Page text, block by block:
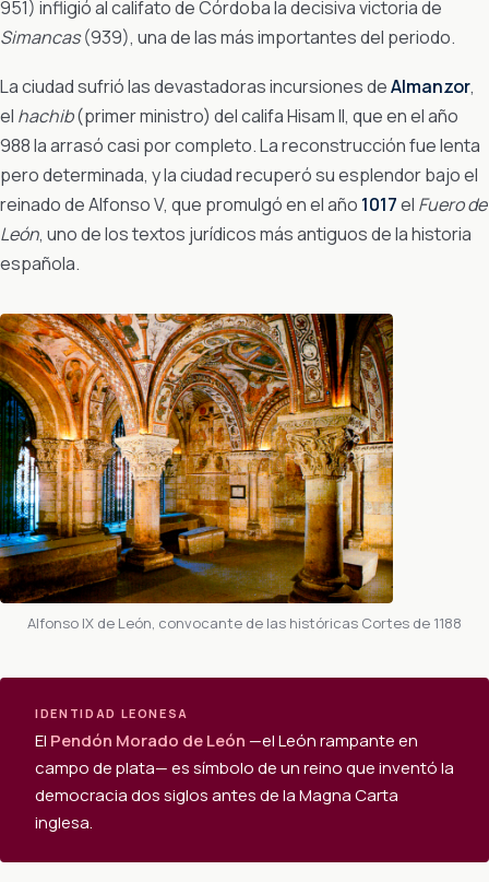
951) infligió al califato de Córdoba la decisiva victoria de
Simancas(939), una de las más importantes del periodo.
La ciudad sufrió las devastadoras incursiones deAlmanzor,
el hachib(primer ministro) del califa Hisam II, que en el año
988 la arrasó casi por completo. La reconstrucción fue lenta
pero determinada, y la ciudad recuperó su esplendor bajo el
reinado de Alfonso V, que promulgó en el año 1017el Fuero de
León, uno de los textos jurídicos más antiguos de la historia
española.
Alfonso IX de León, convocante de las históricas Cortes de 1188
IDENTIDAD LEONESA
El Pendón Morado de León —el León rampante en
campo de plata— es símbolo de un reino que inventó la
democracia dos siglos antes de la Magna Carta
inglesa.